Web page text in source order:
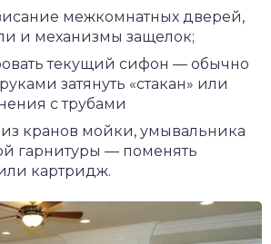
межкомнатных дверей,
и механизмы защелок;
текущий сифон — обычно
затянуть «стакан» или
с трубами
из кранов мойки, умывальника
гарнитуры — поменять
картридж.